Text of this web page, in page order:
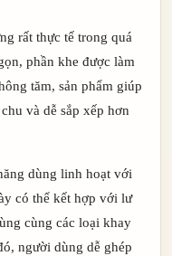
rất thực tế trong quá
phần khe được làm
tăm, sản phẩm giúp
và dễ sắp xếp hơn
dùng linh hoạt với
có thể kết hợp với lư
cùng các loại khay
người dùng dễ ghép